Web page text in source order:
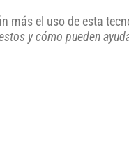
más el uso de esta
y cómo pueden